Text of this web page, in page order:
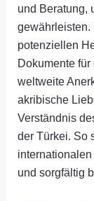
und Beratung,
gewährleisten.
potenziellen
Dokumente
weltweite
akribische
Verständnis
der Türkei. So
und sorgfältig